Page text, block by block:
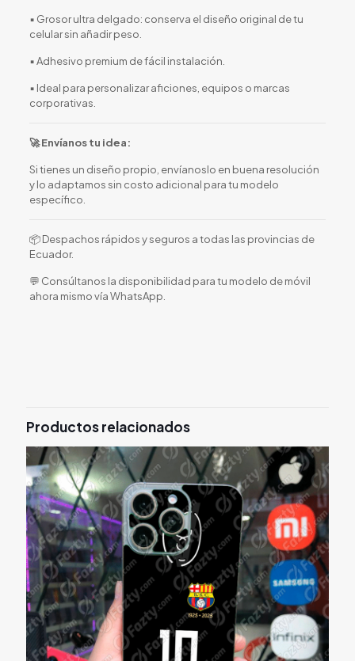
▪️ Grosor ultra delgado: conserva el diseño original de tu
celular sin añadir peso.
▪️ Adhesivo premium de fácil instalación.
▪️ Ideal para personalizar aficiones, equipos o marcas
corporativas.
🚀 Envíanos tu idea:
Si tienes un diseño propio, envíanoslo en buena resolución
y lo adaptamos sin costo adicional para tu modelo
específico.
📦 Despachos rápidos y seguros a todas las provincias de
Ecuador.
💬 Consúltanos la disponibilidad para tu modelo de móvil
ahora mismo vía WhatsApp.
Productos relacionados